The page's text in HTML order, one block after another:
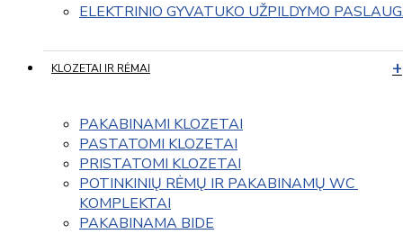
ELEKTRINIO GYVATUKO UŽPILDYMO
KLOZETAI IR RĖMAI
PAKABINAMI KLOZETAI
PASTATOMI KLOZETAI
PRISTATOMI KLOZETAI
POTINKINIŲ RĖMŲ IR PAKABINAMŲ WC
KOMPLEKTAI
PAKABINAMA BIDE